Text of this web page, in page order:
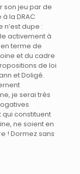
son jeu par de
la DRAC
dupe :
activement à
terme de
et du cadre
de loi
et Doligé.
je serai très
qui constituent
ne soient en
! Dormez sans